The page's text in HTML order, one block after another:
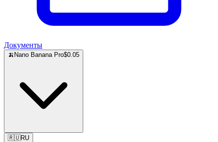
Документы
🍌 Nano Banana Pro$0.05
🇷🇺RU